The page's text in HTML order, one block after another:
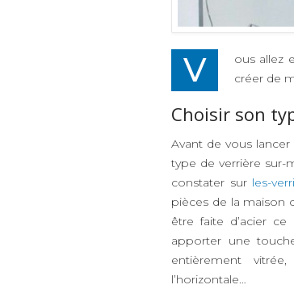
Vous allez entamer des travaux de rénovation et de décoration dans votre appartement ? Pour délimiter la cuisine sans créer de
Choisir son
Avant de vous
type de verrière sur-
constater sur les-
pièces de la maison
être faite d’acier
apporter une
entièrement
l’horizontale…